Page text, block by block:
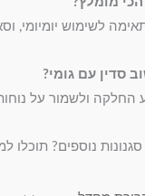
לשימוש יומיומי,
סדין עם גומי?
החלקה ולשמור על
נוספים? תוכלו